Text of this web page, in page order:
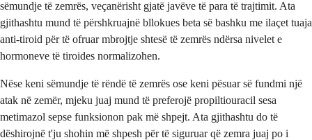
sëmundje të zemrës, veçanërisht gjatë javëve të para të trajtimit. Ata
gjithashtu mund të përshkruajnë bllokues beta së bashku me ilaçet tuaja
anti-tiroid për të ofruar mbrojtje shtesë të zemrës ndërsa nivelet e
hormoneve të tiroides normalizohen.
Nëse keni sëmundje të rëndë të zemrës ose keni pësuar së fundmi një
atak në zemër, mjeku juaj mund të preferojë propiltiouracil sesa
metimazol sepse funksionon pak më shpejt. Ata gjithashtu do të
dëshirojnë t'ju shohin më shpesh për të siguruar që zemra juaj po i